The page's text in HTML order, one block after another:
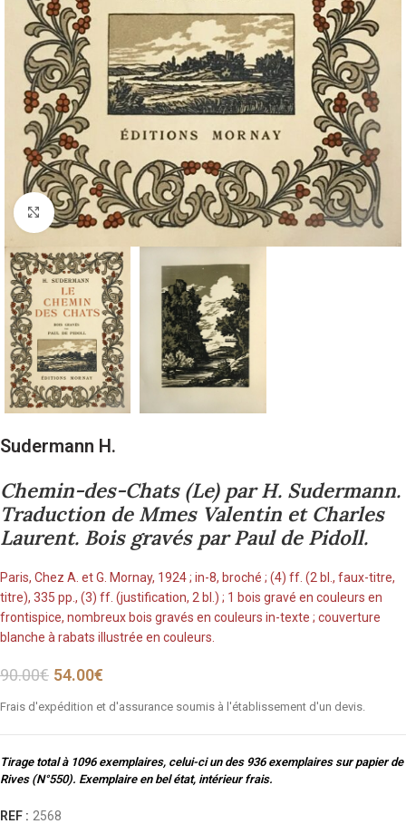
Cliquez pour agrandir
Sudermann H.
Chemin-des-Chats (Le) par H. Sudermann.
Traduction de Mmes Valentin et Charles
Laurent. Bois gravés par Paul de Pidoll.
Paris, Chez A. et G. Mornay, 1924 ; in-8, broché ; (4) ff. (2 bl., faux-titre,
titre), 335 pp., (3) ff. (justification, 2 bl.) ; 1 bois gravé en couleurs en
frontispice, nombreux bois gravés en couleurs in-texte ; couverture
blanche à rabats illustrée en couleurs.
90.00€ 54.00€
Frais d'expédition et d'assurance soumis à l'établissement d'un devis.
Tirage total à 1096 exemplaires, celui-ci un des 936 exemplaires sur papier de
Rives (N°550). Exemplaire en bel état, intérieur frais.
REF : 2568